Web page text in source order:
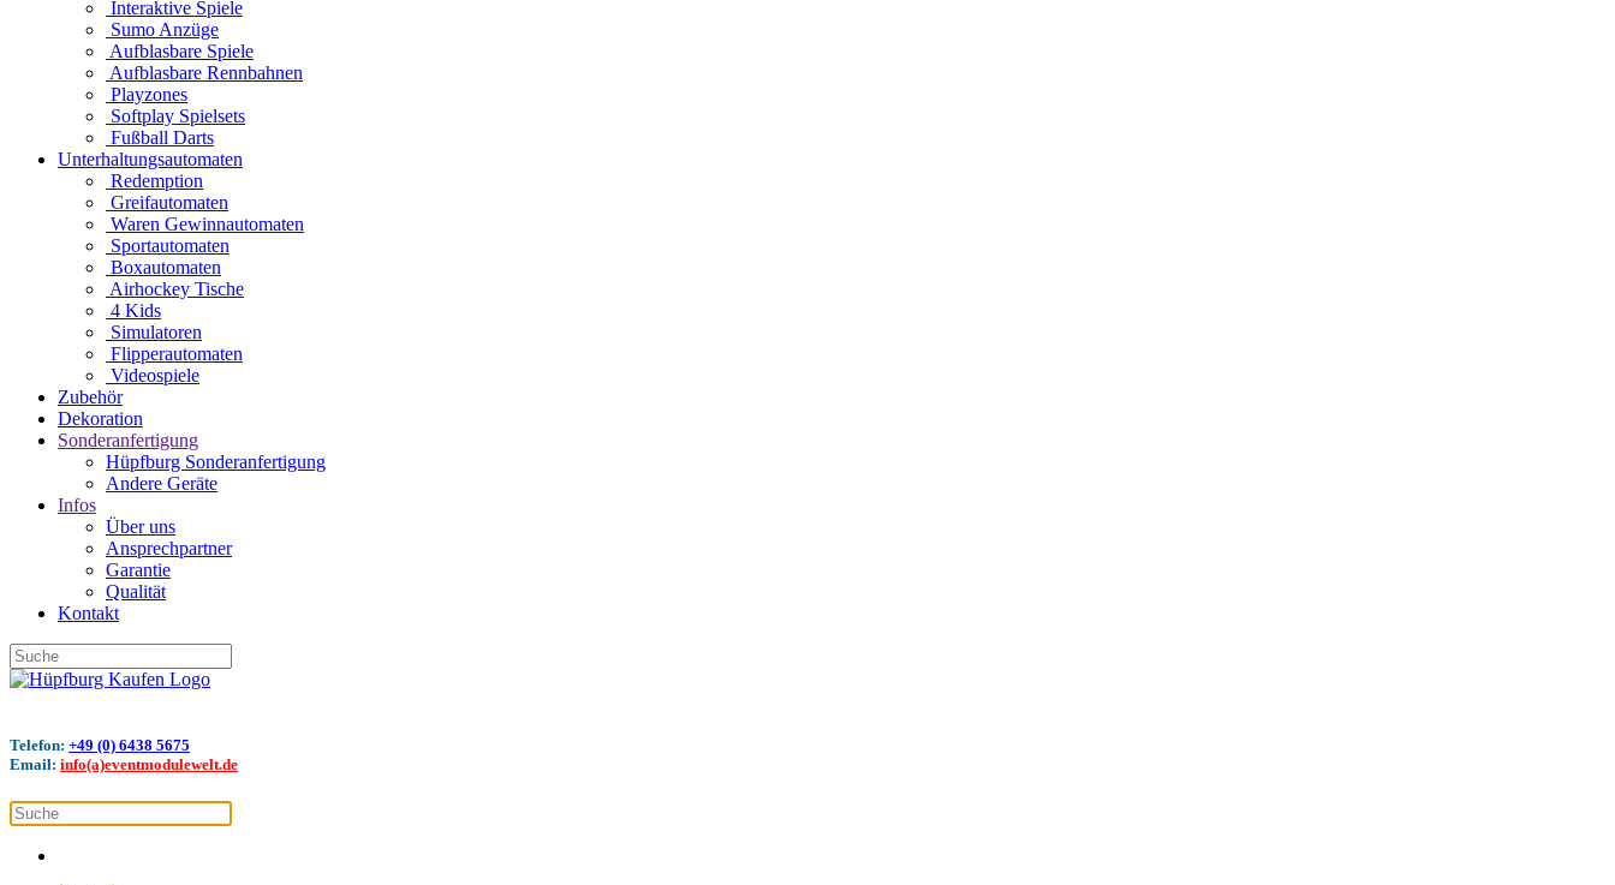
Interaktive Spiele
Sumo Anzüge
Aufblasbare Spiele
Aufblasbare Rennbahnen
Playzones
Softplay Spielsets
Fußball Darts
Unterhaltungsautomaten
Redemption
Greifautomaten
Waren Gewinnautomaten
Sportautomaten
Boxautomaten
Airhockey Tische
4 Kids
Simulatoren
Flipperautomaten
Videospiele
Zubehör
Dekoration
Sonderanfertigung
Hüpfburg Sonderanfertigung
Andere Geräte
Infos
Über uns
Ansprechpartner
Garantie
Qualität
Kontakt
Telefon: +49 (0) 6438 5675
Email: info(a)eventmodulewelt.de